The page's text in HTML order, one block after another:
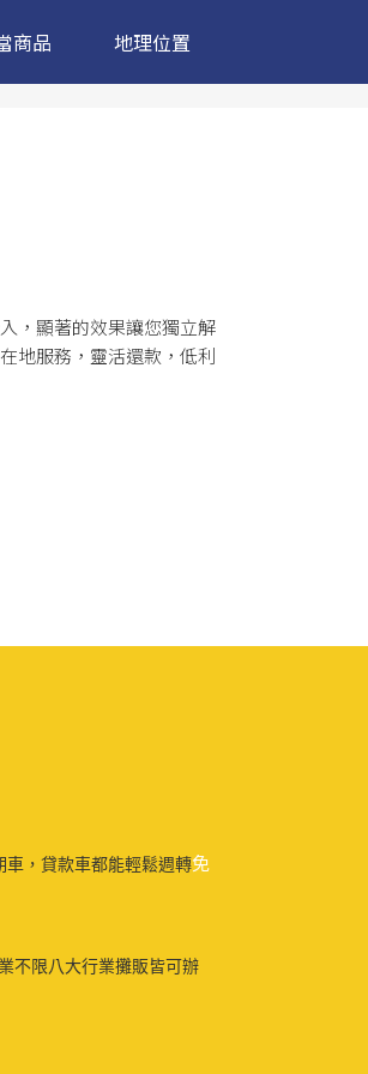
商品 地理位置
，顯著的效果讓您獨立解
地服務，靈活還款，低利
車，貸款車都能輕鬆週轉免
不限八大行業攤販皆可辦